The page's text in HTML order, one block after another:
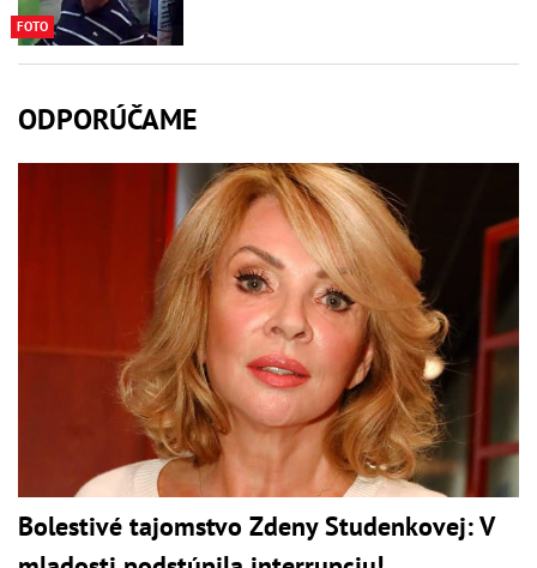
FOTO
ODPORÚČAME
Bolestivé tajomstvo Zdeny Studenkovej: V